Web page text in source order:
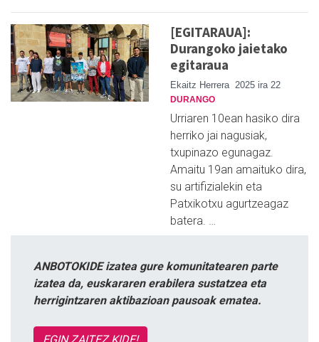
[EGITARAUA]:
Durangoko jaietako
egitaraua
Ekaitz Herrera 2025 ira 22
DURANGO
Urriaren 10ean hasiko dira
herriko jai nagusiak,
txupinazo egunagaz.
Amaitu 19an amaituko dira,
su artifizialekin eta
Patxikotxu agurtzeagaz
batera. …
ANBOTOKIDE izatea gure komunitatearen parte
izatea da, euskararen erabilera sustatzea eta
herrigintzaren aktibazioan pausoak ematea.